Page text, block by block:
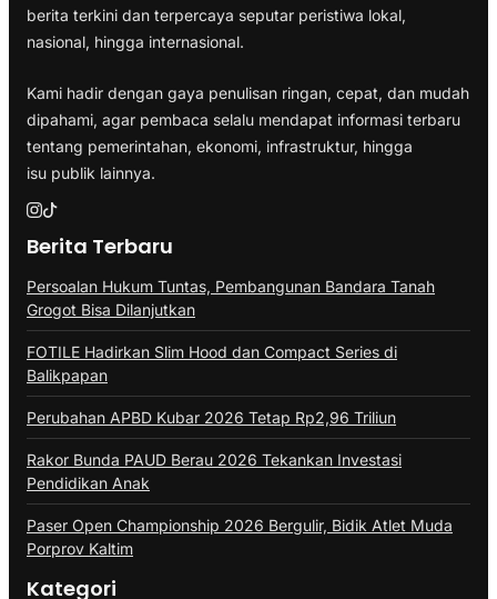
berita terkini dan terpercaya seputar peristiwa lokal,
nasional, hingga internasional.
Kami hadir dengan gaya penulisan ringan, cepat, dan mudah
dipahami, agar pembaca selalu mendapat informasi terbaru
tentang pemerintahan, ekonomi, infrastruktur, hingga
isu publik lainnya.
Berita Terbaru
Persoalan Hukum Tuntas, Pembangunan Bandara Tanah
Grogot Bisa Dilanjutkan
FOTILE Hadirkan Slim Hood dan Compact Series di
Balikpapan
Perubahan APBD Kubar 2026 Tetap Rp2,96 Triliun
Rakor Bunda PAUD Berau 2026 Tekankan Investasi
Pendidikan Anak
Paser Open Championship 2026 Bergulir, Bidik Atlet Muda
Porprov Kaltim
Kategori